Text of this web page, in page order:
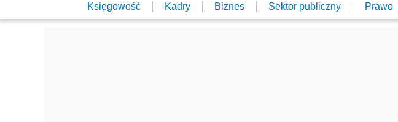
Księgowość Kadry Biznes Sektor publiczny Prawo